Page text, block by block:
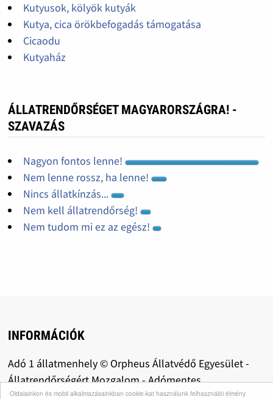
Oldalainkon és mobil alkalmazásainkban cookie-kat használunk felhasználói élmény
Kutyusok, kölyök kutyák
Kutya, cica örökbefogadás támogatása
Cicaodu
Kutyaház
ÁLLATRENDŐRSÉGET MAGYARORSZÁGRA! -
SZAVAZÁS
Nagyon fontos lenne!
Nem lenne rossz, ha lenne!
Nincs állatkínzás...
Nem kell állatrendőrség!
Nem tudom mi ez az egész!
INFORMÁCIÓK
Adó 1 állatmenhely © Orpheus Állatvédő Egyesület -
Állatrendőrségért Mozgalom - Adómentes